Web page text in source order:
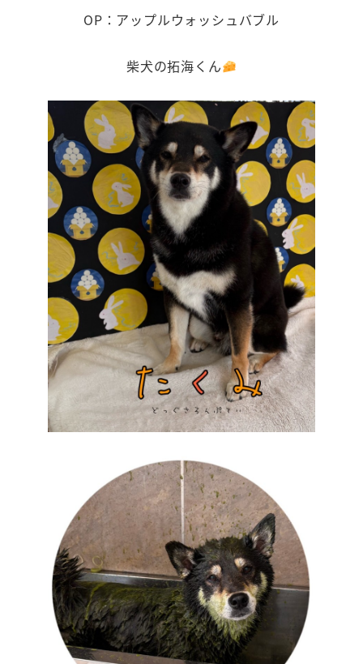
OP：アップルウォッシュバブル
柴犬の拓海くん